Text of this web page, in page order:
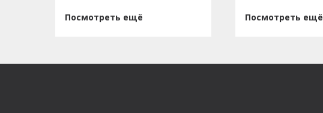
Посмотреть ещё Посмотреть ещё